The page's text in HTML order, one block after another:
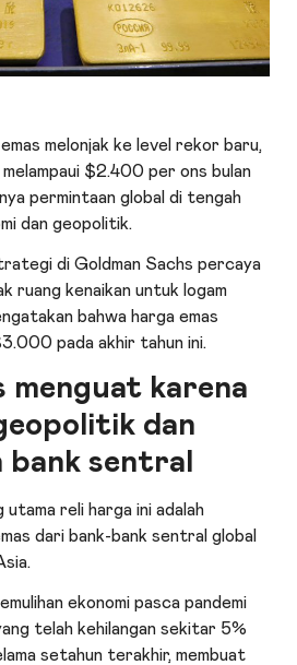
melonjak ke level rekor baru,
melampaui $2.400 per ons bulan
permintaan global di tengah
dan geopolitik.
di Goldman Sachs percaya
ruang kenaikan untuk logam
bahwa harga emas
pada akhir tahun ini.
menguat karena
dan
sentral
reli harga ini adalah
dari bank-bank sentral global
ekonomi pasca pandemi
telah kehilangan sekitar 5%
setahun terakhir, membuat